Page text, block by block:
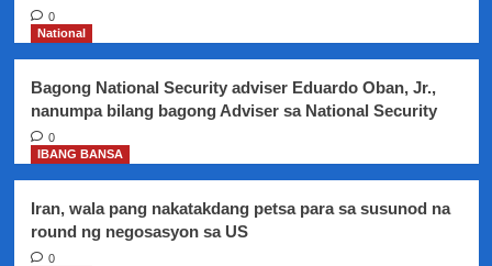
0
National
Bagong National Security adviser Eduardo Oban, Jr.,
nanumpa bilang bagong Adviser sa National Security
0
IBANG BANSA
Iran, wala pang nakatakdang petsa para sa susunod na
round ng negosasyon sa US
0